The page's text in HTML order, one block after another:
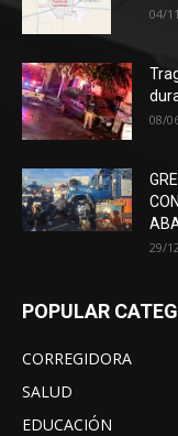
04/
08/
29/
POPULAR
CORREGIDORA
SALUD
EDUCACIÓN